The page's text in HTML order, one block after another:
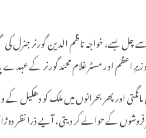
سے چل بسے، خواجہ ناظم الدین گورنر
وزیرِ اعظم اور مسٹر غلام محمّد گورنر
مانگتی اور پھر بحرانوں میں ملک کو
کے حوالے کر دیتی، آیے ذرا نظر